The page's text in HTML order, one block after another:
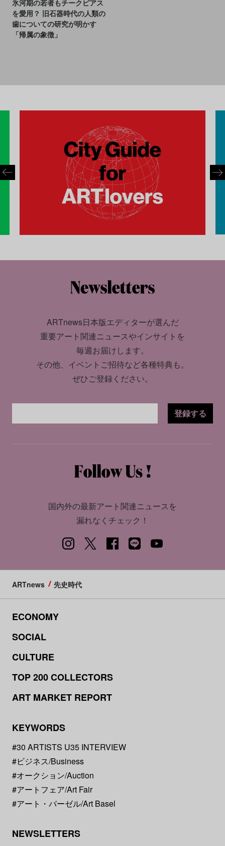
氷河期の若者もチークピアス
を愛用？ 旧石器時代の人類の
歯についての研究が明かす
「帰属の象徴」
ARTnews日本版エディターが選んだ
重要アート関連ニュースやインサイトを
毎週お届けします。
その他、イベントご招待など各種特典も。
ぜひご登録ください。
登録する
国内外の最新アート関連ニュースを
漏れなくチェック！
ARTnews 先史時代
ECONOMY
SOCIAL
CULTURE
TOP 200 COLLECTORS
ART MARKET REPORT
KEYWORDS
#30 ARTISTS U35 INTERVIEW
#ビジネス/Business
#オークション/Auction
#アートフェア/Art Fair
#アート・バーゼル/Art Basel
NEWSLETTERS